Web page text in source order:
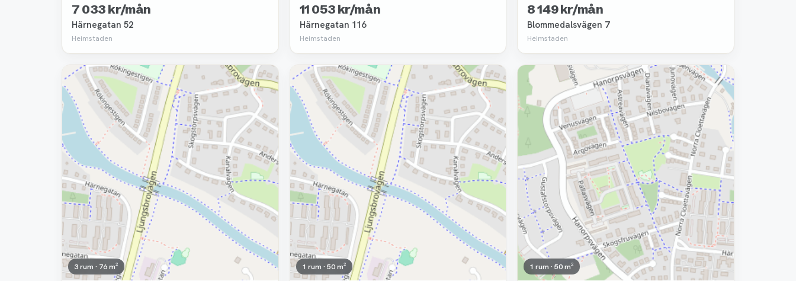
7 033 kr/mån
Härnegatan 52
Heimstaden
11 053 kr/mån
Härnegatan 116
Heimstaden
8 149 kr/mån
Blommedalsvägen 7
Heimstaden
Borttagen
3 rum · 76 m²
Borttagen
1 rum · 50 m²
Borttagen
1 rum · 50 m²